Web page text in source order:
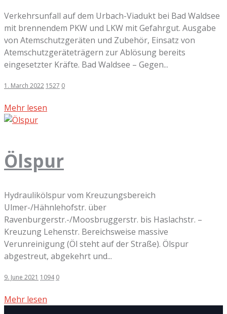
Verkehrsunfall auf dem Urbach-Viadukt bei Bad Waldsee
mit brennendem PKW und LKW mit Gefahrgut. Ausgabe
von Atemschutzgeräten und Zubehör, Einsatz von
Atemschutzgeräteträgern zur Ablösung bereits
eingesetzter Kräfte. Bad Waldsee – Gegen...
1. March 2022 1527 0
Mehr lesen
Ölspur
Hydraulikölspur vom Kreuzungsbereich
Ulmer-/Hähnlehofstr. über
Ravenburgerstr.-/Moosbruggerstr. bis Haslachstr. –
Kreuzung Lehenstr. Bereichsweise massive
Verunreinigung (Öl steht auf der Straße). Ölspur
abgestreut, abgekehrt und...
9. June 2021 1094 0
Mehr lesen